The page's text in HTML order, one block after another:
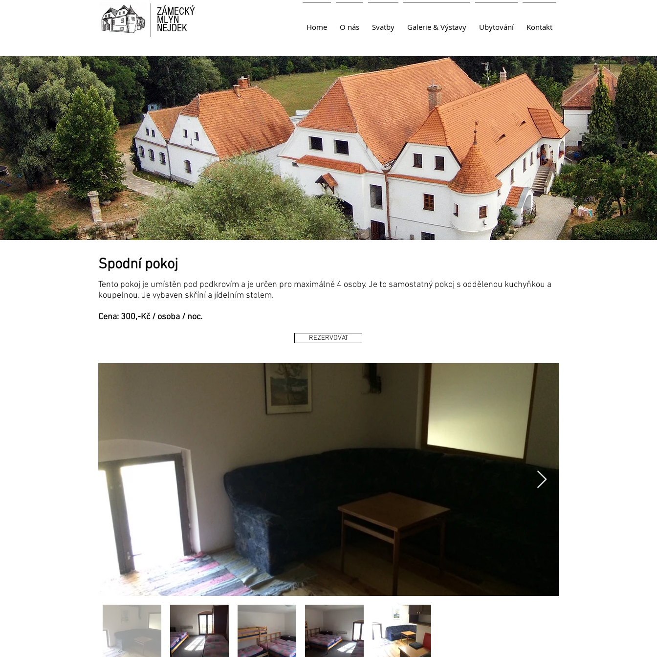
ZÁMECKÝ
MLÝN
NEJDEK Home O nás Svatby Galerie & Výstavy Ubytování Kontakt
Spodní pokoj
Tento pokoj je umístěn pod podkrovím a je určen pro maximálně 4 osoby. Je to samostatný pokoj s oddělenou kuchyňkou a
koupelnou. Je vybaven skříní a jídelním stolem.
Cena: 300,-Kč / osoba / noc.
REZERVOVAT